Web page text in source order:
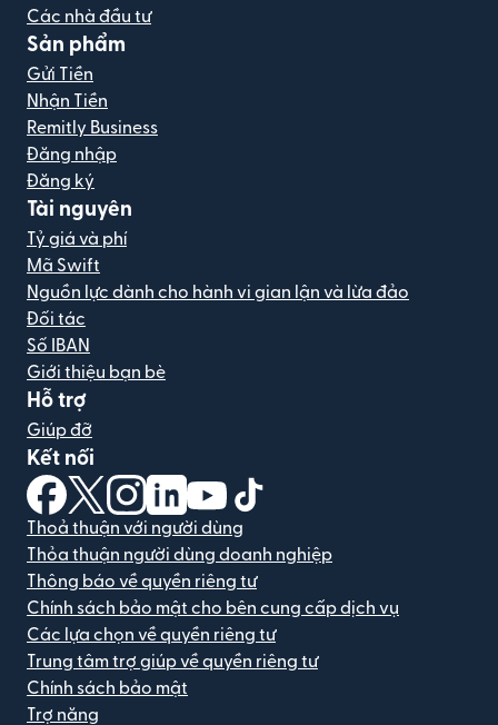
Các nhà đầu tư
Sản phẩm
Gửi Tiền
Nhận Tiền
Remitly Business
Đăng nhập
Đăng ký
Tài nguyên
Tỷ giá và phí
Mã Swift
Nguồn lực dành cho hành vi gian lận và lừa đảo
Đối tác
Số IBAN
Giới thiệu bạn bè
Hỗ trợ
Giúp đỡ
Kết nối
(mở trong cửa sổ mới)
(mở trong cửa sổ mới)
(mở trong cửa sổ mới)
(mở trong cửa sổ mới)
(mở trong cửa sổ mới)
Thoả thuận với người dùng
Thỏa thuận người dùng doanh nghiệp
Thông báo về quyền riêng tư
Chính sách bảo mật cho bên cung cấp dịch vụ
Các lựa chọn về quyền riêng tư
Trung tâm trợ giúp về quyền riêng tư
Chính sách bảo mật
Trợ năng